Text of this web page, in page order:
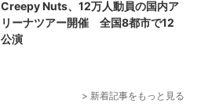
Creepy Nuts、12万人動員の国内ア
リーナツアー開催 全国8都市で12
公演
> 新着記事をもっと見る